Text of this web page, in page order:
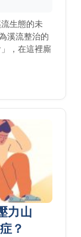
生態的未
溪流整治的
，在這裡廝
力山
？